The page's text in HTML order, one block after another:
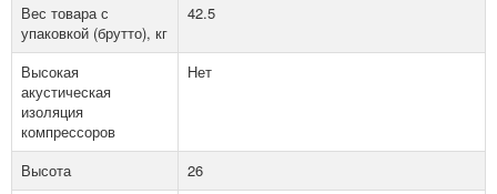
Вес товара с
упаковкой (брутто), кг
42.5
Высокая
акустическая
изоляция
компрессоров
Нет
Высота
26